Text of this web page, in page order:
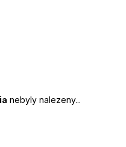
nebyly nalezeny...